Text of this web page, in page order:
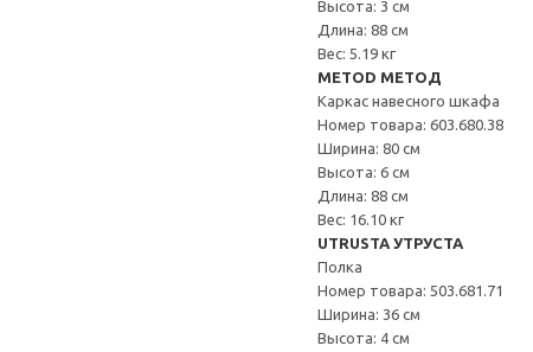
Высота: 3 см
Длина: 88 см
Вес: 5.19 кг
METOD МЕТОД
Каркас навесного шкафа
Номер товара: 603.680.38
Ширина: 80 см
Высота: 6 см
Длина: 88 см
Вес: 16.10 кг
UTRUSTA УТРУСТА
Полка
Номер товара: 503.681.71
Ширина: 36 см
Высота: 4 см